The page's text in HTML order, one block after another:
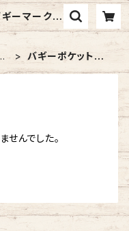
ーマークの
pêche
バギーポケット
大
んでした。